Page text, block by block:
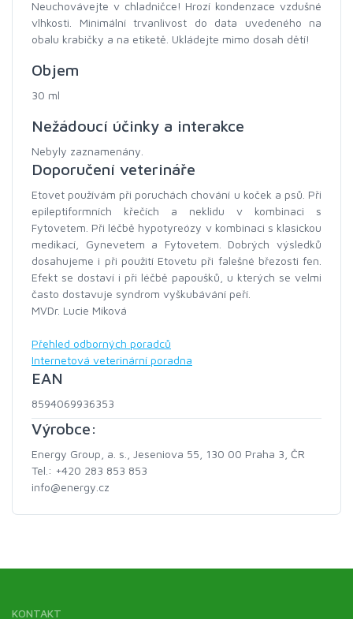
Neuchovávejte v chladničce! Hrozí kondenzace vzdušné
vlhkosti. Minimální trvanlivost do data uvedeného na
obalu krabičky a na etiketě. Ukládejte mimo dosah dětí!
Objem
30 ml
Nežádoucí účinky a interakce
Nebyly zaznamenány.
Doporučení veterináře
Etovet používám při poruchách chování u koček a psů. Při
epileptiformních křečích a neklidu v kombinaci s
Fytovetem. Při léčbě hypotyreózy v kombinaci s klasickou
medikací, Gynevetem a Fytovetem. Dobrých výsledků
dosahujeme i při použití Etovetu při falešné březosti fen.
Efekt se dostaví i při léčbě papoušků, u kterých se velmi
často dostavuje syndrom vyškubávání peří.
MVDr. Lucie Míková
Přehled odborných poradců
Internetová veterinární poradna
EAN
8594069936353
Výrobce:
Energy Group, a. s., Jeseniova 55, 130 00 Praha 3, ČR
Tel.: +420 283 853 853
info@energy.cz
KONTAKT